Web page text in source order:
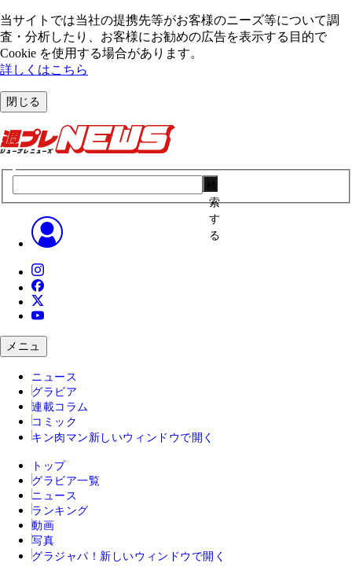
当サイトでは当社の提携先等がお客様のニーズ等について調
査・分析したり、お客様にお勧めの広告を表⽰する⽬的で
Cookie を使⽤する場合があります。
詳しくはこちら
閉じる
索
す
る
メニュ
ニュース
グラビア
連載コラム
コミック
キン肉マン 新しいウィンドウで開く
トップ
グラビア一覧
ニュース
ランキング
動画
写真
グラジャパ！ 新しいウィンドウで開く